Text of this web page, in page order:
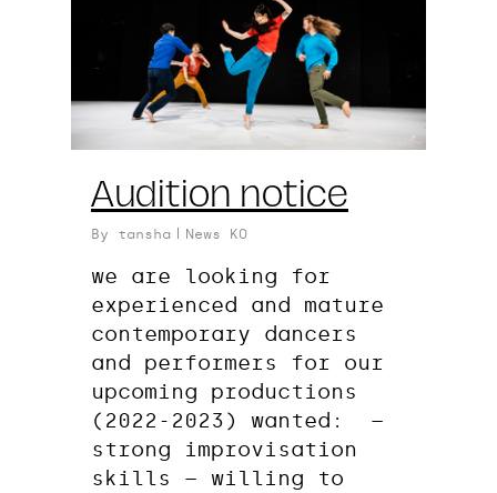
Audition notice
By tansha News KO
we are looking for
experienced and mature
contemporary dancers
and performers for our
upcoming productions
(2022-2023) wanted: –
strong improvisation
skills – willing to